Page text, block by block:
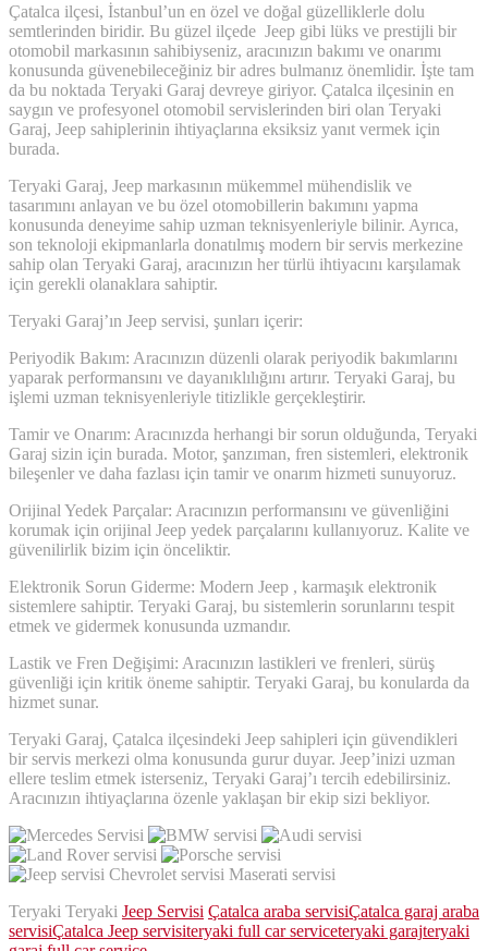
Çatalca ilçesi, İstanbul’un en özel ve doğal güzelliklerle dolu
semtlerinden biridir. Bu güzel ilçede Jeep gibi lüks ve prestijli bir
otomobil markasının sahibiyseniz, aracınızın bakımı ve onarımı
konusunda güvenebileceğiniz bir adres bulmanız önemlidir. İşte tam
da bu noktada Teryaki Garaj devreye giriyor. Çatalca ilçesinin en
saygın ve profesyonel otomobil servislerinden biri olan Teryaki
Garaj, Jeep sahiplerinin ihtiyaçlarına eksiksiz yanıt vermek için
burada.
Teryaki Garaj, Jeep markasının mükemmel mühendislik ve
tasarımını anlayan ve bu özel otomobillerin bakımını yapma
konusunda deneyime sahip uzman teknisyenleriyle bilinir. Ayrıca,
son teknoloji ekipmanlarla donatılmış modern bir servis merkezine
sahip olan Teryaki Garaj, aracınızın her türlü ihtiyacını karşılamak
için gerekli olanaklara sahiptir.
Teryaki Garaj’ın Jeep servisi, şunları içerir:
Periyodik Bakım: Aracınızın düzenli olarak periyodik bakımlarını
yaparak performansını ve dayanıklılığını artırır. Teryaki Garaj, bu
işlemi uzman teknisyenleriyle titizlikle gerçekleştirir.
Tamir ve Onarım: Aracınızda herhangi bir sorun olduğunda, Teryaki
Garaj sizin için burada. Motor, şanzıman, fren sistemleri, elektronik
bileşenler ve daha fazlası için tamir ve onarım hizmeti sunuyoruz.
Orijinal Yedek Parçalar: Aracınızın performansını ve güvenliğini
korumak için orijinal Jeep yedek parçalarını kullanıyoruz. Kalite ve
güvenilirlik bizim için önceliktir.
Elektronik Sorun Giderme: Modern Jeep , karmaşık elektronik
sistemlere sahiptir. Teryaki Garaj, bu sistemlerin sorunlarını tespit
etmek ve gidermek konusunda uzmandır.
Lastik ve Fren Değişimi: Aracınızın lastikleri ve frenleri, sürüş
güvenliği için kritik öneme sahiptir. Teryaki Garaj, bu konularda da
hizmet sunar.
Teryaki Garaj, Çatalca ilçesindeki Jeep sahipleri için güvendikleri
bir servis merkezi olma konusunda gurur duyar. Jeep’inizi uzman
ellere teslim etmek isterseniz, Teryaki Garaj’ı tercih edebilirsiniz.
Aracınızın ihtiyaçlarına özenle yaklaşan bir ekip sizi bekliyor.
Teryaki Teryaki Jeep Servisi Çatalca araba servisiÇatalca garaj araba
servisiÇatalca Jeep servisiteryaki full car serviceteryaki garajteryaki